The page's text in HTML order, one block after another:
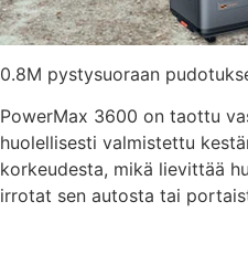
0.8M pystysuoraan
PowerMax 3600 on taottu
huolellisesti valmistettu
korkeudesta, mikä lievittää
irrotat sen autosta tai